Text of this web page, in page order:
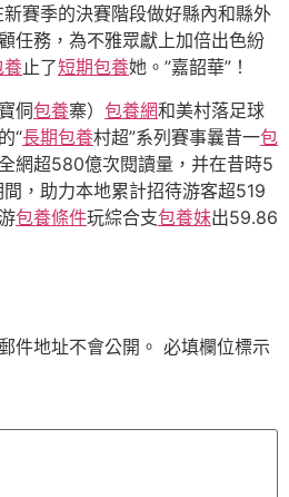
賽季的決賽階段做好縣內和縣外
顧任務，為不雅眾獻上加倍出色紛
養止了短期包養她。”嘉韶華”！
侗包養寨） 包養網和美村落足球
“長期包養村超”系列賽事曩昔一包
網超580億次閱讀量，并在昔時5
，助力本地累計招待游客超519
包養條件玩綜合支包養妹出59.86
件地址不會公開。 必填欄位標示